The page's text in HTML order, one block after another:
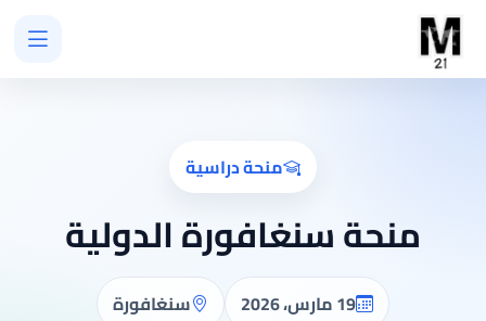
منحة دراسية
منحة سنغافورة الدولية
19 مارس، 2026
سنغافورة